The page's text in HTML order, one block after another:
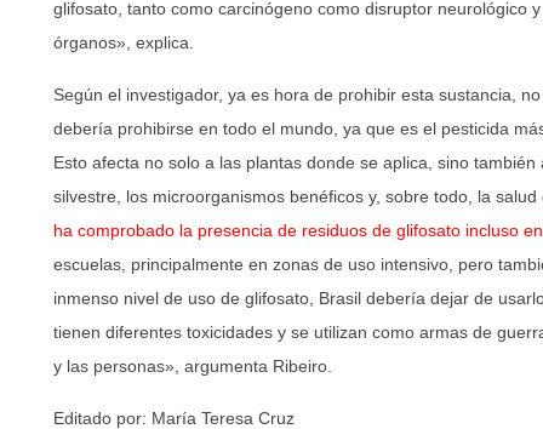
glifosato, tanto como carcinógeno como disruptor neurológico
órganos», explica.
Según el investigador, ya es hora de prohibir esta sustancia,
debería prohibirse en todo el mundo, ya que es el pesticida
Esto afecta no solo a las plantas donde se aplica, sino
silvestre, los microorganismos benéficos y, sobre todo, la
ha comprobado la presencia de residuos de glifosato incluso
escuelas, principalmente en zonas de uso intensivo, pero
inmenso nivel de uso de glifosato, Brasil debería dejar de
tienen diferentes toxicidades y se utilizan como armas de
y las personas», argumenta Ribeiro.
Editado por: María Teresa Cruz